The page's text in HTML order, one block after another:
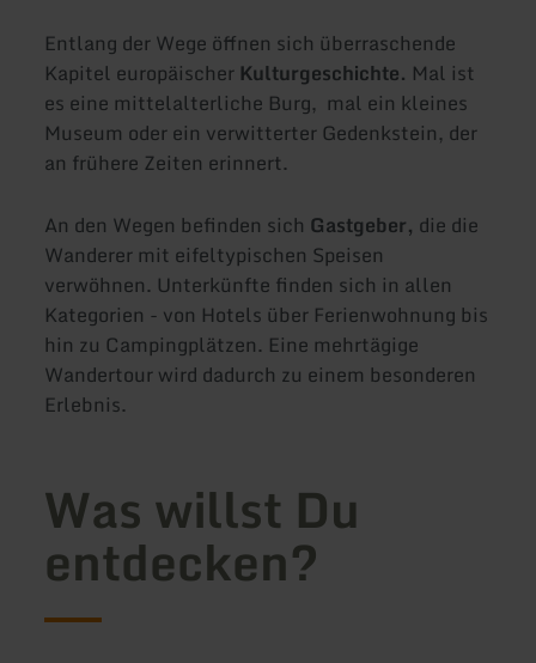
Entlang der Wege öffnen sich überraschende
Kapitel europäischer Kulturgeschichte. Mal ist
es eine mittelalterliche Burg, mal ein kleines
Museum oder ein verwitterter Gedenkstein, der
an frühere Zeiten erinnert.
An den Wegen befinden sich Gastgeber, die die
Wanderer mit eifeltypischen Speisen
verwöhnen. Unterkünfte finden sich in allen
Kategorien - von Hotels über Ferienwohnung bis
hin zu Campingplätzen. Eine mehrtägige
Wandertour wird dadurch zu einem besonderen
Erlebnis.
Was willst Du
entdecken?